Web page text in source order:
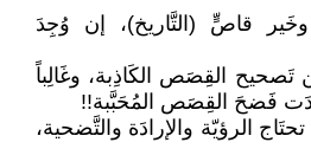
قاصٍّ (التَّاريخ)، إن وُجِدَ
تَصحيح القِصَص الكَاذِبة، وغَالِباً
فَضحَ القِصَص المُحَبَّبة!!
الرؤيّة والإرادَة والتَّضحية،